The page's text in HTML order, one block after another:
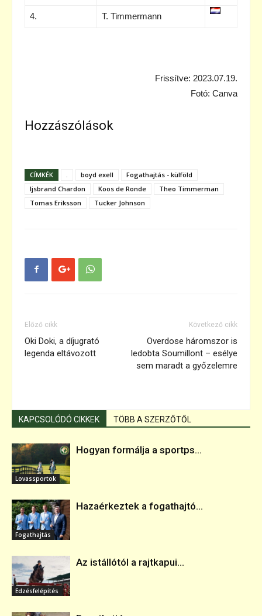
4. T. Timmermann
Frissítve: 2023.07.19.
Fotó: Canva
Hozzászólások
CÍMKÉK boyd exell
Fogathajtás - külföld
Ijsbrand Chardon
Koos de Ronde
Theo Timmerman
Tomas Eriksson
Tucker Johnson
Előző cikk
Oki Doki, a díjugrató
legenda eltávozott
Következő cikk
Overdose háromszor is
ledobta Soumillont – esélye
sem maradt a győzelemre
KAPCSOLÓDÓ CIKKEK TÖBB A SZERZŐTŐL
Lovassportok
Hogyan formálja a sportps...
Fogathajtás
Hazaérkeztek a fogathajtó...
Edzésfelépítés
Az istállótól a rajtkapui...